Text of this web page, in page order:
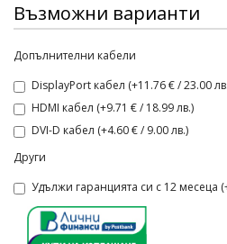
Възможни варианти
Допълнителни кабели
DisplayPort кабел (+11.76 € / 23.00
HDMI кабел (+9.71 € / 18.99 лв.)
DVI-D кабел (+4.60 € / 9.00 лв.)
Други
Удължи гаранцията си с 12 месеца